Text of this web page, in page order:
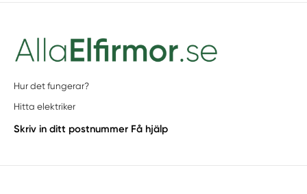
Hur det fungerar?
Hitta elektriker
Skriv in ditt postnummer Få hjälp